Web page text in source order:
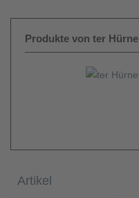
Produkte von ter Hürne
Artikel